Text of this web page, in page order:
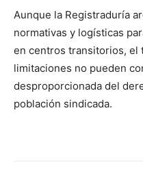
Aunque la Registraduría
normativas y logísticas
en centros transitorios, el
limitaciones no pueden
desproporcionada del
población sindicada.